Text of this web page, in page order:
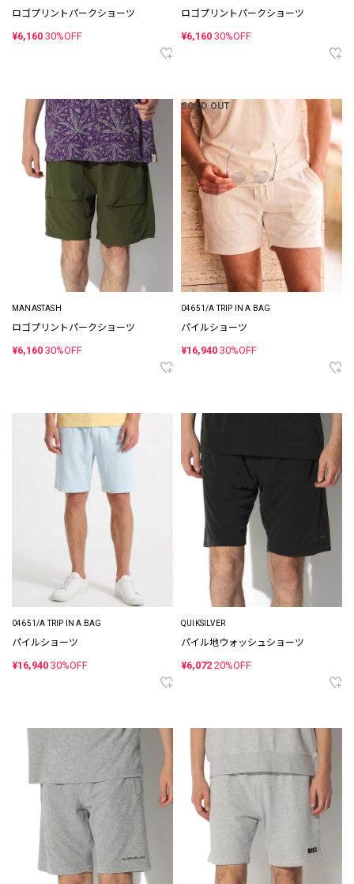
ロゴプリントパークショーツ
¥6,160 30%OFF
ロゴプリントパークショーツ
¥6,160 30%OFF
MANASTASH
ロゴプリントパークショーツ
¥6,160 30%OFF
SOLD OUT
04651/A TRIP IN A BAG
パイルショーツ
¥16,940 30%OFF
04651/A TRIP IN A BAG
パイルショーツ
¥16,940 30%OFF
QUIKSILVER
パイル地ウォッシュショーツ
¥6,072 20%OFF